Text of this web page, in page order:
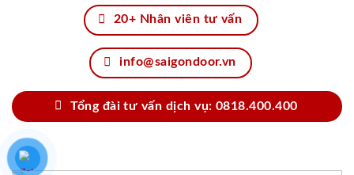
20+ Nhân viên tư vấn
info@saigondoor.vn
Tổng đài tư vấn dịch vụ: 0818.400.400